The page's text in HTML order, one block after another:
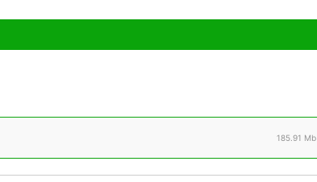
185.91 Mb